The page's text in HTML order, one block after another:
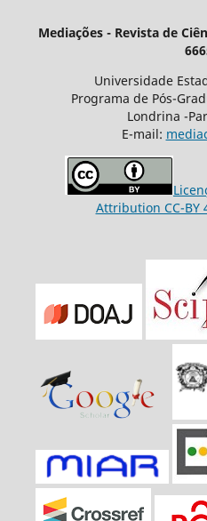
Mediações - Revista de
Universidade
Programa de Pós-
Londrina -
E-mail:
Attribution CC-BY